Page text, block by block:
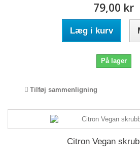
79,00 kr
Læg i kurv
På lager
Tilføj sammenligning
Citron Vegan